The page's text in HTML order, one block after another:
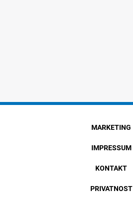
MARKETING
IMPRESSUM
KONTAKT
PRIVATNOST